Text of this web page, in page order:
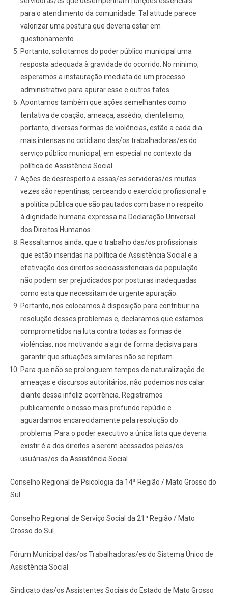
para o atendimento da comunidade. Tal atitude parece
valorizar uma postura que deveria estar em
questionamento.
Portanto, solicitamos do poder público municipal uma
resposta adequada à gravidade do ocorrido. No mínimo,
esperamos a instauração imediata de um processo
administrativo para apurar esse e outros fatos.
Apontamos também que ações semelhantes como
tentativa de coação, ameaça, assédio, clientelismo,
portanto, diversas formas de violências, estão a cada dia
mais intensas no cotidiano das/os trabalhadoras/es do
serviço público municipal, em especial no contexto da
política de Assistência Social.
Ações de desrespeito a essas/es servidoras/es muitas
vezes são repentinas, cerceando o exercício profissional e
a política pública que são pautados com base no respeito
à dignidade humana expressa na Declaração Universal
dos Direitos Humanos.
Ressaltamos ainda, que o trabalho das/os profissionais
que estão inseridas na política de Assistência Social e a
efetivação dos direitos socioassistenciais da população
não podem ser prejudicados por posturas inadequadas
como esta que necessitam de urgente apuração.
Portanto, nos colocamos à disposição para contribuir na
resolução desses problemas e, declaramos que estamos
comprometidos na luta contra todas as formas de
violências, nos motivando a agir de forma decisiva para
garantir que situações similares não se repitam.
Para que não se prolonguem tempos de naturalização de
ameaças e discursos autoritários, não podemos nos calar
diante dessa infeliz ocorrência. Registramos
publicamente o nosso mais profundo repúdio e
aguardamos encarecidamente pela resolução do
problema. Para o poder executivo a única lista que deveria
existir é a dos direitos a serem acessados pelas/os
usuárias/os da Assistência Social.
Conselho Regional de Psicologia da 14ª Região / Mato Grosso do
Sul
Conselho Regional de Serviço Social da 21ª Região / Mato
Grosso do Sul
Fórum Municipal das/os Trabalhadoras/es do Sistema Único de
Assistência Social
Sindicato das/os Assistentes Sociais do Estado de Mato Grosso